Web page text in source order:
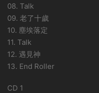
08. Talk
09. 老了十歲
10. 塵埃落定
11. Talk
12. 遇見神
13. End Roller
CD 1